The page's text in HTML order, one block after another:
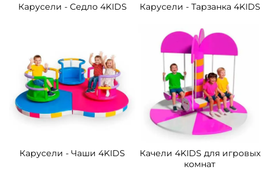
Карусели - Седло 4KIDS Карусели - Тарзанка 4KIDS
Карусели - Чаши 4KIDS
Качели 4KIDS для игровых
комнат